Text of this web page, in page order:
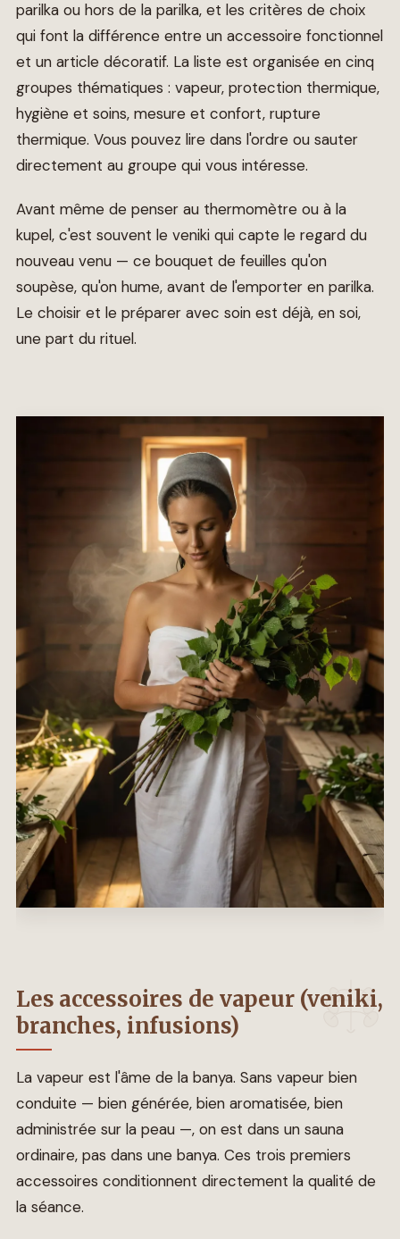
parilka ou hors de la parilka, et les critères de choix
qui font la différence entre un accessoire fonctionnel
et un article décoratif. La liste est organisée en cinq
groupes thématiques : vapeur, protection thermique,
hygiène et soins, mesure et confort, rupture
thermique. Vous pouvez lire dans l'ordre ou sauter
directement au groupe qui vous intéresse.
Avant même de penser au thermomètre ou à la
kupel, c'est souvent le veniki qui capte le regard du
nouveau venu — ce bouquet de feuilles qu'on
soupèse, qu'on hume, avant de l'emporter en parilka.
Le choisir et le préparer avec soin est déjà, en soi,
une part du rituel.
Les accessoires de vapeur (veniki,
branches, infusions)
La vapeur est l'âme de la banya. Sans vapeur bien
conduite — bien générée, bien aromatisée, bien
administrée sur la peau —, on est dans un sauna
ordinaire, pas dans une banya. Ces trois premiers
accessoires conditionnent directement la qualité de
la séance.